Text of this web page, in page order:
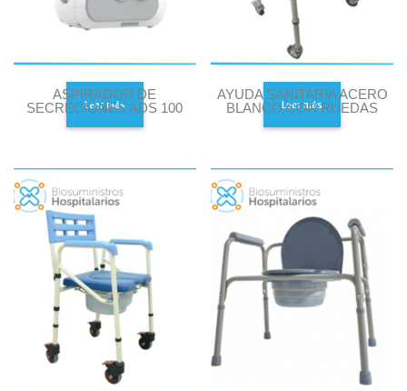
ASPIRADOR DE
SECRECIONES ADS 100
Leer más
AYUDA SANITARIA ACERO
BLANCO CON RUEDAS
Leer más